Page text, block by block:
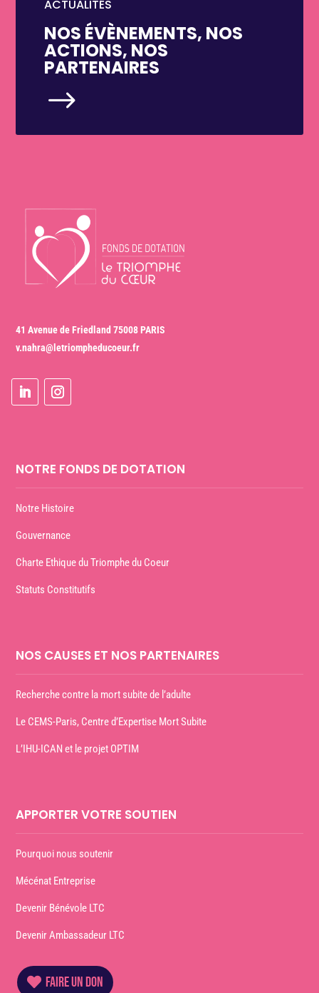
ACTUALITÉS
NOS ÉVÈNEMENTS, NOS
ACTIONS, NOS
PARTENAIRES
$
41 Avenue de Friedland 75008 PARIS
v.nahra@letriompheducoeur.fr
NOTRE FONDS DE DOTATION
Notre Histoire
Gouvernance
Charte Ethique du Triomphe du Coeur
Statuts Constitutifs
NOS CAUSES ET NOS PARTENAIRES
Recherche contre la mort subite de l’adulte
Le CEMS-Paris, Centre d’Expertise Mort Subite
L’IHU-ICAN et le projet OPTIM
APPORTER VOTRE SOUTIEN
Pourquoi nous soutenir
Mécénat Entreprise
Devenir Bénévole LTC
Devenir Ambassadeur LTC
FAIRE UN DON